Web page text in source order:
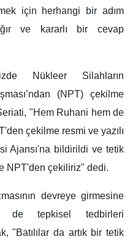
için herhangi bir adım
ve kararlı bir cevap
Nükleer Silahların
(NPT) çekilme
"Hem Ruhani hem de
çekilme resmi ve yazılı
Ajansı'na bildirildi ve tetik
NPT'den çekiliriz" dedi.
devreye girmesine
de tepkisel tedbirleri
"Batılılar da artık bir tetik